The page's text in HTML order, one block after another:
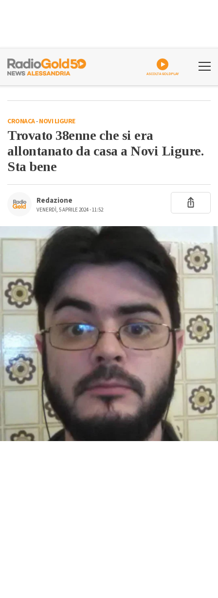
ASCOLTA GOLDPLAY
CRONACA-NOVI LIGURE
Trovato 38enne che si era
allontanato da casa a Novi Ligure.
Sta bene
Redazione
VENERDÌ, 5 APRILE 2024 - 11:52